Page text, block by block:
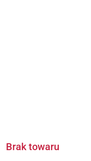
Brak towaru